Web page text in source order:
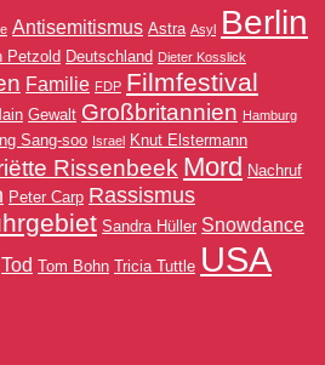
Antisemitismus Astra Asyl Berlin
Petzold Deutschland Dieter Kosslick
Familie FDP Filmfestival
Gewalt Großbritannien Hamburg
Sang-soo Israel Knut Elstermann
Rissenbeek Mord Nachruf
Peter Carp Rassismus
Sandra Hüller Snowdance
Tod Tom Bohn Tricia Tuttle USA